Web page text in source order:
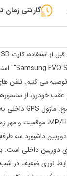
گارانتی زمان